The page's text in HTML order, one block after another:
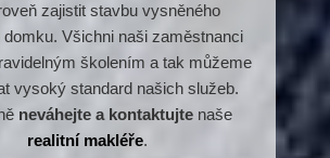
zajistit stavbu vysněného
domku. Všichni naši zaměstnanci
školením a tak můžeme
vysoký standard našich služeb.
neváhejte a kontaktujte naše
realitní makléře.